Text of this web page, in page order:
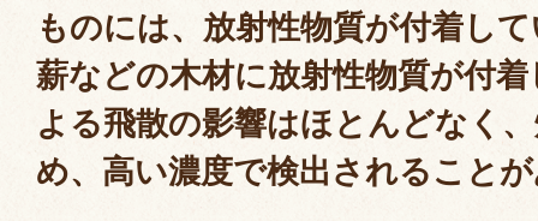
ものには、放射性物質が付着し
薪などの木材に放射性物質が付
よる飛散の影響はほとんどなく
め、高い濃度で検出されること